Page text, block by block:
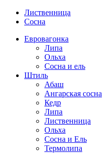
Лиственница
Сосна
Евровагонка
Липа
Ольха
Сосна и ель
Штиль
Абаш
Ангарская сосна
Кедр
Липа
Лиственница
Ольха
Сосна и Ель
Термолипа